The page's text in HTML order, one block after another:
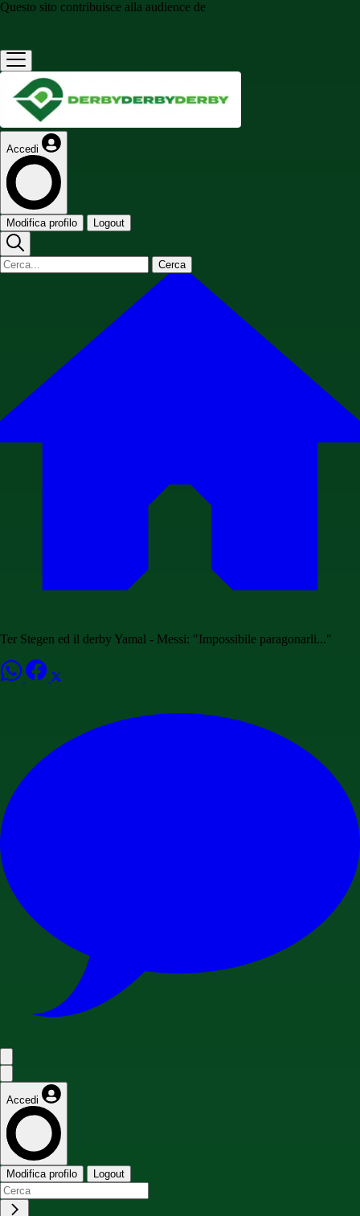
Questo sito contribuisce alla audience de
Accedi
Modifica profilo Logout
Cerca
Ter Stegen ed il derby Yamal - Messi: "Impossibile paragonarli..."
Accedi
Modifica profilo Logout